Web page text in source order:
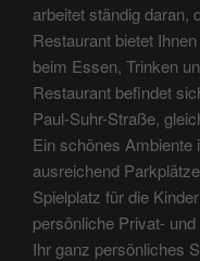
arbeitet ständig daran,
Restaurant bietet
beim Essen, Trinken
Restaurant befindet
Paul-Suhr-Straße,
Ein schönes Ambiente
ausreichend
Spielplatz für die
persönliche Privat-
Ihr ganz persönliches